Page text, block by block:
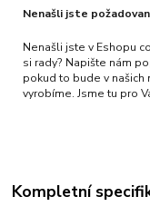
Nenašli jste
Nenašli jste v Eshopu
si rady? Napište nám
pokud to bude v
vyrobíme. Jsme tu pro
Kompletní